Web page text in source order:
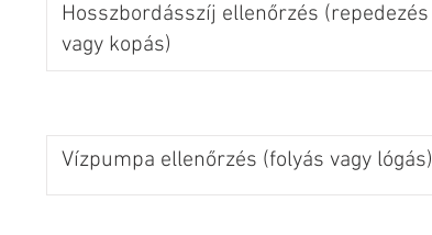
Hosszbordásszíj ellenőrzés (repedezés
vagy kopás)
Vízpumpa ellenőrzés (folyás vagy lógás)